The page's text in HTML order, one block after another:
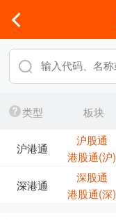
类型 板块
沪港通
沪股通
港股通(沪)
深港通
深股通
港股通(深)